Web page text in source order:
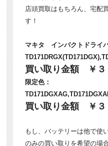
店頭買取はもちろん、宅配
す！
マキタ インパクトドライ
買い取り金額 ￥３
限定色：
買い取り金額 ￥３
もし、バッテリーは他で使
のみの買い取りを希望の場